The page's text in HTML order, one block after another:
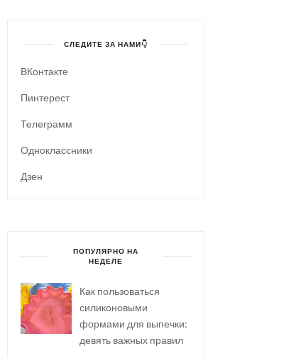
СЛЕДИТЕ ЗА НАМИ👇
ВКонтакте
Пинтерест
Телеграмм
Одноклассники
Дзен
ПОПУЛЯРНО НА
НЕДЕЛЕ
Как пользоваться
силиконовыми
формами для выпечки:
девять важных правил